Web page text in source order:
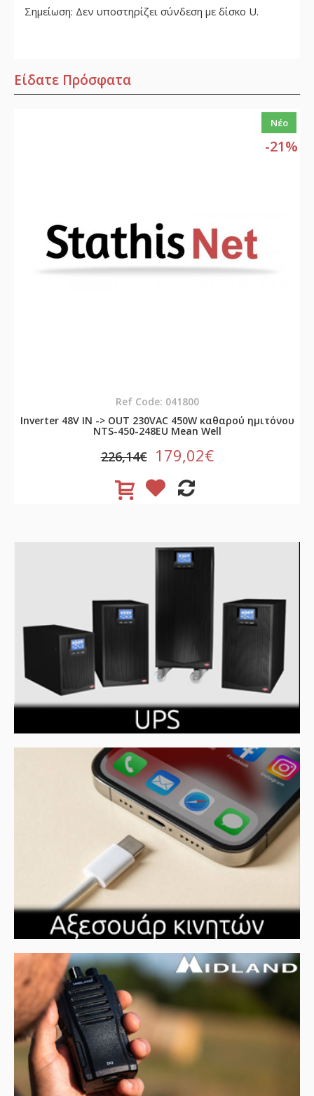
Σημείωση: Δεν υποστηρίζει σύνδεση με δίσκο U.
Είδατε Πρόσφατα
Νέο
-21%
Ref Code: 041800
Inverter 48V ΙΝ -> OUT 230VAC 450W καθαρού ημιτόνου
NTS-450-248EU Mean Well
226,14€ 179,02€